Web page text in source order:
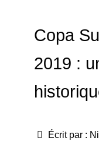
Copa
2019 :
Écrit par :